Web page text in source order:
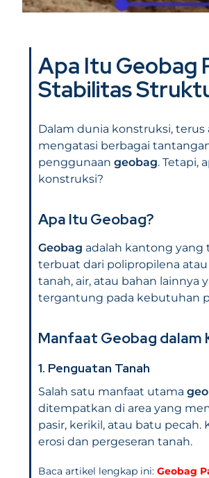
Apa ItuGeobag
Stabilitas
Dalam dunia konstruksi,
mengatasi berbagai
penggunaan geobag. Tetapi,
konstruksi?
Apa Itu Geobag?
Geobag adalah kantong yang
terbuat dari polipropilena
tanah, air, atau bahan lainnya
tergantung pada kebutuhan
Manfaat Geobag dalam
1. Penguatan Tanah
Salah satu manfaat utama
ditempatkan di area yang
pasir, kerikil, atau batu pecah.
erosi dan pergeseran tanah.
Baca artikel lengkap ini: Geobag